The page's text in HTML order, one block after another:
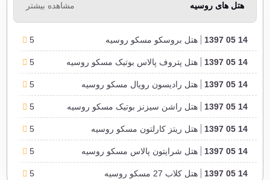
هتل های روسیه مشاهده بیشتر
14 05 1397 هتل بروسکو مسکو روسیه 5
14 05 1397 هتل پتروف پالاس بوتیک مسکو روسیه 5
14 05 1397 هتل رادیسون رویال مسکو روسیه 5
14 05 1397 هتل راشن سیزنز بوتیک مسکو روسیه 5
14 05 1397 هتل ریتز کارلتون مسکو روسیه 5
14 05 1397 هتل شرایتون پالاس مسکو روسیه 5
14 05 1397 هتل کلاب 27 مسکو روسیه 5